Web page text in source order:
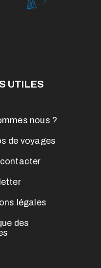
UTILES
nous ?
de voyages
légales
des